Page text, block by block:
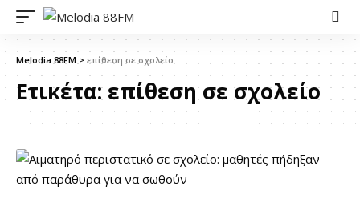
Melodia 88FM > επίθεση σε σχολείο
Ετικέτα:επίθεση σε σχολείο